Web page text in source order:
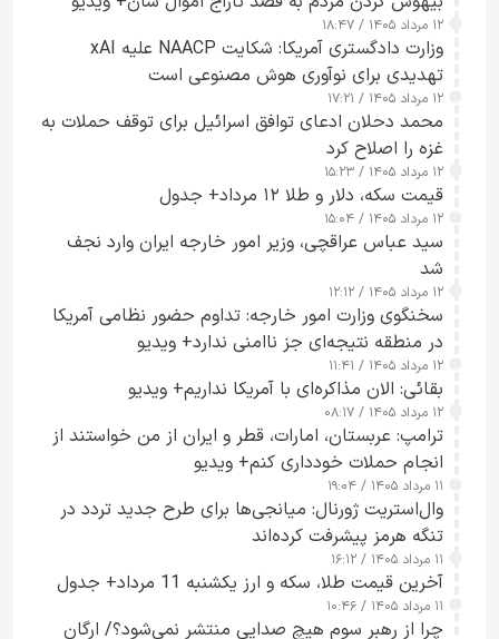
۱۲ مرداد ۱۴۰۵ / ۱۸:۴۷
وزارت دادگستری آمریکا: شکایت NAACP علیه xAI
تهدیدی برای نوآوری هوش مصنوعی است
۱۲ مرداد ۱۴۰۵ / ۱۷:۲۱
محمد دحلان ادعای توافق اسرائیل برای توقف حملات به
غزه را اصلاح کرد
۱۲ مرداد ۱۴۰۵ / ۱۵:۲۳
قیمت سکه، دلار و طلا ۱۲ مرداد+ جدول
۱۲ مرداد ۱۴۰۵ / ۱۵:۰۴
سید عباس عراقچی، وزیر امور خارجه ایران وارد نجف
شد
۱۲ مرداد ۱۴۰۵ / ۱۲:۱۲
سخنگوی وزارت امور خارجه: تداوم حضور نظامی آمریکا
در منطقه نتیجه‌ای جز ناامنی ندارد+ ویدیو
۱۲ مرداد ۱۴۰۵ / ۱۱:۴۱
بقائی: الان مذاکره‌ای با آمریکا نداریم+ ویدیو
۱۲ مرداد ۱۴۰۵ / ۰۸:۱۷
ترامپ: عربستان، امارات، قطر و ایران از من خواستند از
انجام حملات خودداری کنم+ ویدیو
۱۱ مرداد ۱۴۰۵ / ۱۹:۰۴
وال‌استریت ژورنال: میانجی‌ها برای طرح جدید تردد در
تنگه هرمز پیشرفت کرده‌اند
۱۱ مرداد ۱۴۰۵ / ۱۶:۱۲
آخرین قیمت طلا، سکه و ارز یکشنبه 11 مرداد+ جدول
۱۱ مرداد ۱۴۰۵ / ۱۰:۴۶
چرا از رهبر سوم هیچ صدایی منتشر نمی‌شود؟/ ارگان